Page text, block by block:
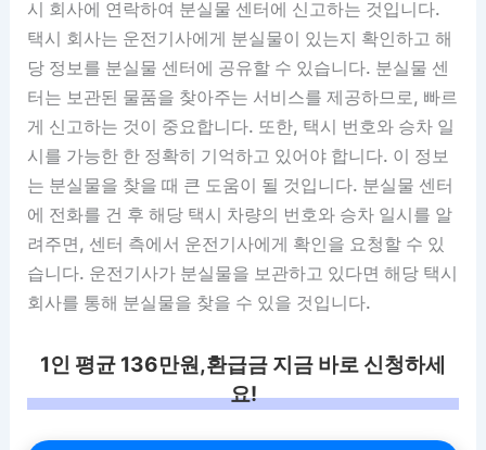
시 회사에 연락하여 분실물 센터에 신고하는 것입니다.
택시 회사는 운전기사에게 분실물이 있는지 확인하고 해
당 정보를 분실물 센터에 공유할 수 있습니다. 분실물 센
터는 보관된 물품을 찾아주는 서비스를 제공하므로, 빠르
게 신고하는 것이 중요합니다. 또한, 택시 번호와 승차 일
시를 가능한 한 정확히 기억하고 있어야 합니다. 이 정보
는 분실물을 찾을 때 큰 도움이 될 것입니다. 분실물 센터
에 전화를 건 후 해당 택시 차량의 번호와 승차 일시를 알
려주면, 센터 측에서 운전기사에게 확인을 요청할 수 있
습니다. 운전기사가 분실물을 보관하고 있다면 해당 택시
회사를 통해 분실물을 찾을 수 있을 것입니다.
1인 평균 136만원,환급금 지금 바로 신청하세
요!